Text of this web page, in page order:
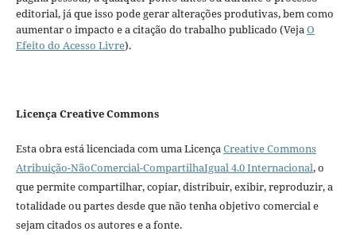
editorial, já que isso pode gerar alterações produtivas, bem como
aumentar o impacto e a citação do trabalho publicado (VejaO
Efeito do Acesso Livre).
Licença Creative Commons
Esta obra está licenciada com uma LicençaCreative Commons
Atribuição-NãoComercial-CompartilhaIgual 4.0 Internacional, o
que permite compartilhar, copiar, distribuir, exibir, reproduzir, a
totalidade ou partes desde que não tenha objetivo comercial e
sejam citados os autores e a fonte.